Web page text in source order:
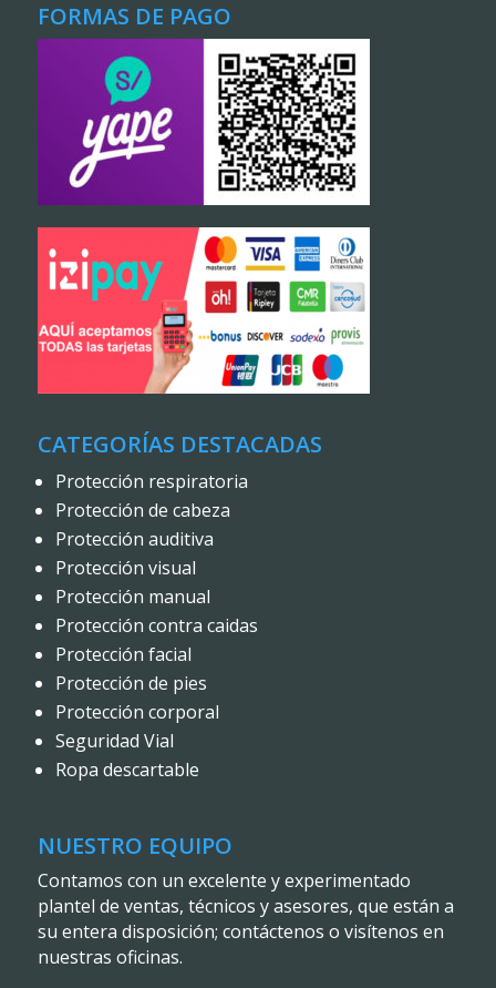
FORMAS DE PAGO
CATEGORÍAS DESTACADAS
Protección respiratoria
Protección de cabeza
Protección auditiva
Protección visual
Protección manual
Protección contra caidas
Protección facial
Protección de pies
Protección corporal
Seguridad Vial
Ropa descartable
NUESTRO EQUIPO
Contamos con un excelente y experimentado
plantel de ventas, técnicos y asesores, que están a
su entera disposición; contáctenos o visítenos en
nuestras oficinas.